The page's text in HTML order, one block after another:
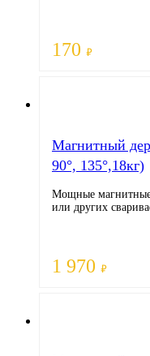
170 ₽
Магнитный
90°, 135°,18кг)
1 970 ₽
Мощные магнитные
или других